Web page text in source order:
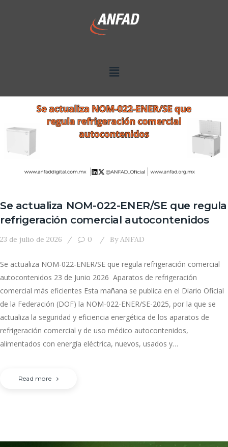
Se actualiza NOM-022-ENER/SE que regula
refrigeración comercial autocontenidos
23 de julio de 2026 0 ByANFAD
Se actualiza NOM-022-ENER/SE que regula refrigeración comercial
autocontenidos 23 de Junio 2026 Aparatos de refrigeración
comercial más eficientes Esta mañana se publica en el Diario Oficial
de la Federación (DOF) la NOM-022-ENER/SE-2025, por la que se
actualiza la seguridad y eficiencia energética de los aparatos de
refrigeración comercial y de uso médico autocontenidos,
alimentados con energía eléctrica, nuevos, usados y…
Read more